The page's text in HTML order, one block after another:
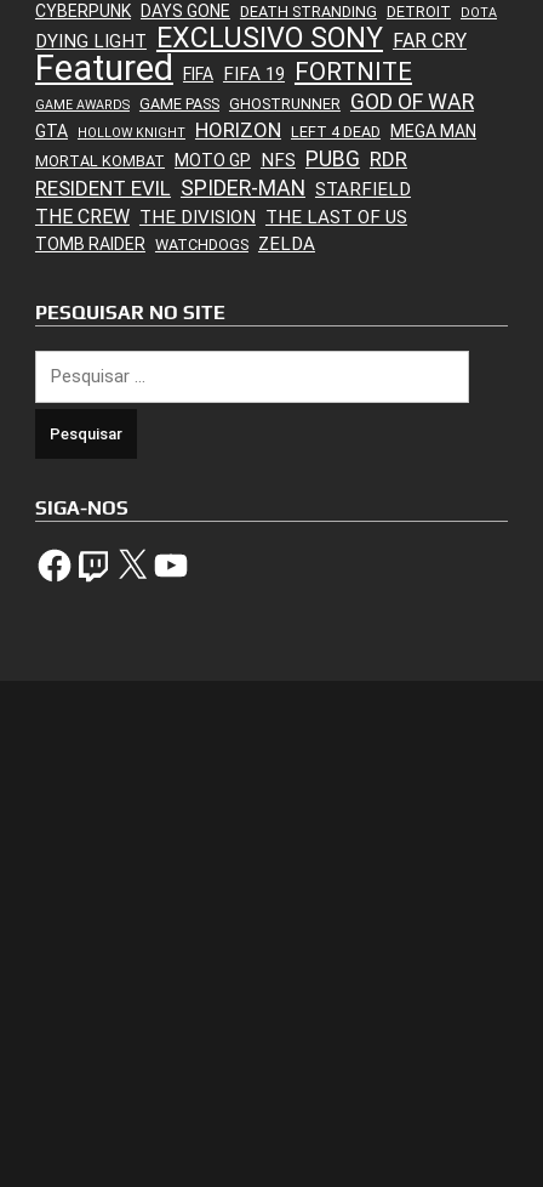
CYBERPUNK DAYS GONE DEATH STRANDING DETROIT DOTA
DYING LIGHT EXCLUSIVO SONY FAR CRY
Featured FIFA FIFA 19 FORTNITE
GAME AWARDS GAME PASS GHOSTRUNNER GOD OF WAR
GTA HOLLOW KNIGHT HORIZON LEFT 4 DEAD MEGA MAN
MORTAL KOMBAT MOTO GP NFS PUBG RDR
RESIDENT EVIL SPIDER-MAN STARFIELD
THE CREW THE DIVISION THE LAST OF US
TOMB RAIDER WATCHDOGS ZELDA
PESQUISAR NO SITE
por:
SIGA-NOS
FacebookTwitch X YouTube